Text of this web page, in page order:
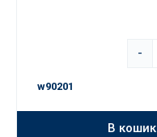
-
w90201
В кошик